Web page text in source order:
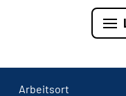
Arbeitsort